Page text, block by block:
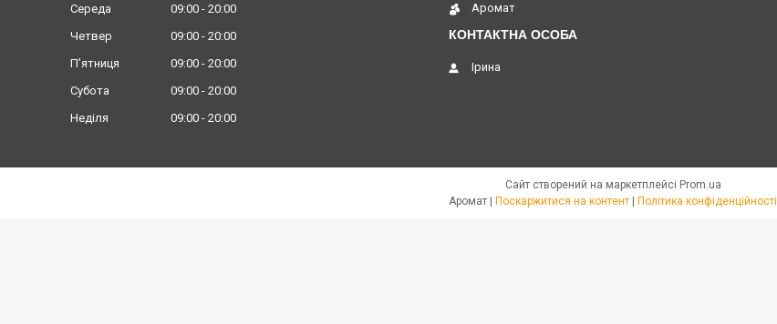
Середа
09:00
20:00
Четвер
09:00
20:00
Пʼятниця
09:00
20:00
Субота
09:00
20:00
Неділя
09:00 20:00
Аромат
Ірина
Сайт створений на маркетплейсі Prom.ua
Поскаржитися на контент Політика конфіденційності